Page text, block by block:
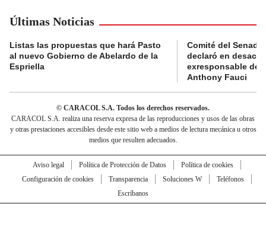
Últimas Noticias
Listas las propuestas que hará Pasto
al nuevo Gobierno de Abelardo de la
Espriella
Comité del Senado
declaró en
exresponsable de
Anthony Fauci
© CARACOL S.A. Todos los derechos reservados.
CARACOL S.A. realiza una reserva expresa de las reproducciones y usos de las obras
y otras prestaciones accesibles desde este sitio web a medios de lectura mecánica u otros
medios que resulten adecuados.
Aviso legal Política de Protección de Datos
Política de cookies
Configuración de cookies
Transparencia Soluciones W
Teléfonos
Escríbanos